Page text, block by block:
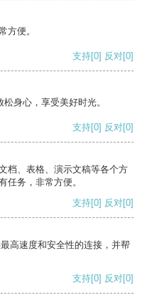
方便。
支持[0] 反对[0]
身心，享受美好时光。
支持[0] 反对[0]
档、表格、演示文稿等各个方
任务，非常方便。
支持[0] 反对[0]
高速度和安全性的连接，并帮
支持[0] 反对[0]